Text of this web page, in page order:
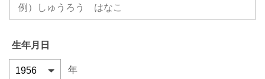
生年月日
年